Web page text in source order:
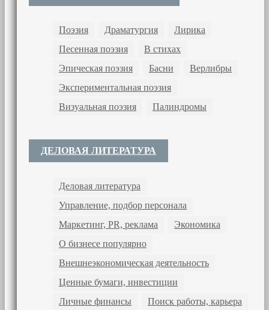
Поэзия Драматургия
Лирика
Песенная поэзия
В стихах
Эпическая поэзия
Басни
Верлибры
Экспериментальная поэзия
Визуальная поэзия
Палиндромы
ДЕЛОВАЯ ЛИТЕРАТУРА
Деловая литература
Управление, подбор персонала
Маркетинг, PR, реклама
Экономика
О бизнесе популярно
Внешнеэкономическая деятельность
Ценные бумаги, инвестиции
Личные финансы
Поиск работы, карьера